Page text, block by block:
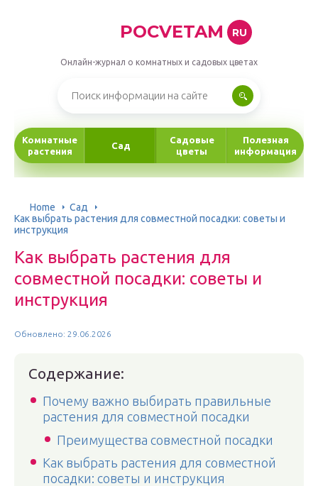
POCVETAM RU
Онлайн-журнал о комнатных и садовых цветах
Комнатные
растения
Сад
Садовые
цветы
Полезная
информация
Home
Сад
Как выбрать растения для совместной посадки: советы и
инструкция
Как выбрать растения для
совместной посадки: советы и
инструкция
Обновлено: 29.06.2026
Содержание:
Почему важно выбирать правильные
растения для совместной посадки
Преимущества совместной посадки
Как выбрать растения для совместной
посадки: советы и инструкция